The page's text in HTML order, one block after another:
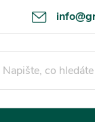
od smlouvy